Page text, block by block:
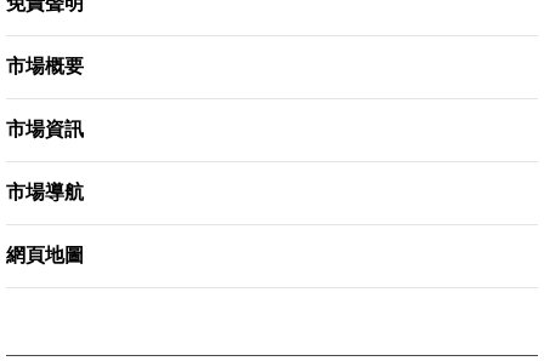
免責聲明
市場概要
市場資訊
市場導航
網頁地圖